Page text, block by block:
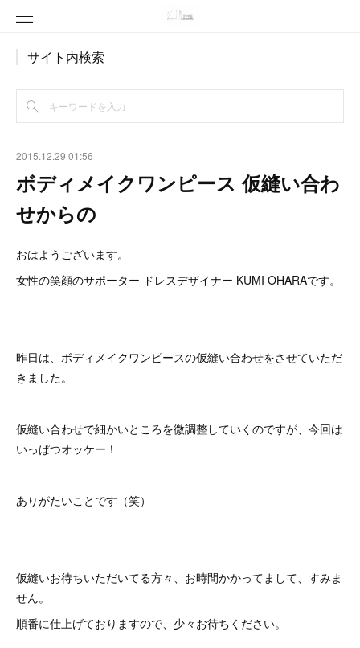
サイト内検索
2015.12.29 01:56
ボディメイクワンピース 仮縫い合わ
せからの
おはようございます。
女性の笑顔のサポーター ドレスデザイナー KUMI OHARAです。
昨日は、ボディメイクワンピースの仮縫い合わせをさせていただ
きました。
仮縫い合わせで細かいところを微調整していくのですが、今回は
いっぱつオッケー！
ありがたいことです（笑）
仮縫いお待ちいただいてる方々、お時間かかってまして、すみま
せん。
順番に仕上げておりますので、少々お待ちください。